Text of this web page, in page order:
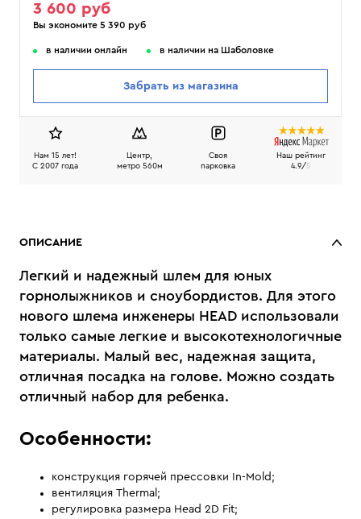
3 600 руб
Вы экономите 5 390 руб
в наличии онлайн в наличии на Шаболовке
Забрать из магазина
Нам 15 лет!
C 2007 года
Центр,
метро 560м
Своя
парковка
Наш рейтинг
4.9/5
ОПИСАНИЕ
Легкий и надежный шлем для юных
горнолыжников и сноубордистов. Для этого
нового шлема инженеры HEAD использовали
только самые легкие и высокотехнологичные
материалы. Малый вес, надежная защита,
отличная посадка на голове. Можно создать
отличный набор для ребенка.
Особенности:
конструкция горячей прессовки In-Mold;
вентиляция Thermal;
регулировка размера Head 2D Fit;